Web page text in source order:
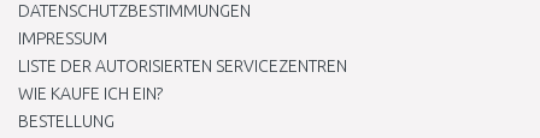
DATENSCHUTZBESTIMMUNGEN
IMPRESSUM
LISTE DER AUTORISIERTEN SERVICEZENTREN
WIE KAUFE ICH EIN?
BESTELLUNG